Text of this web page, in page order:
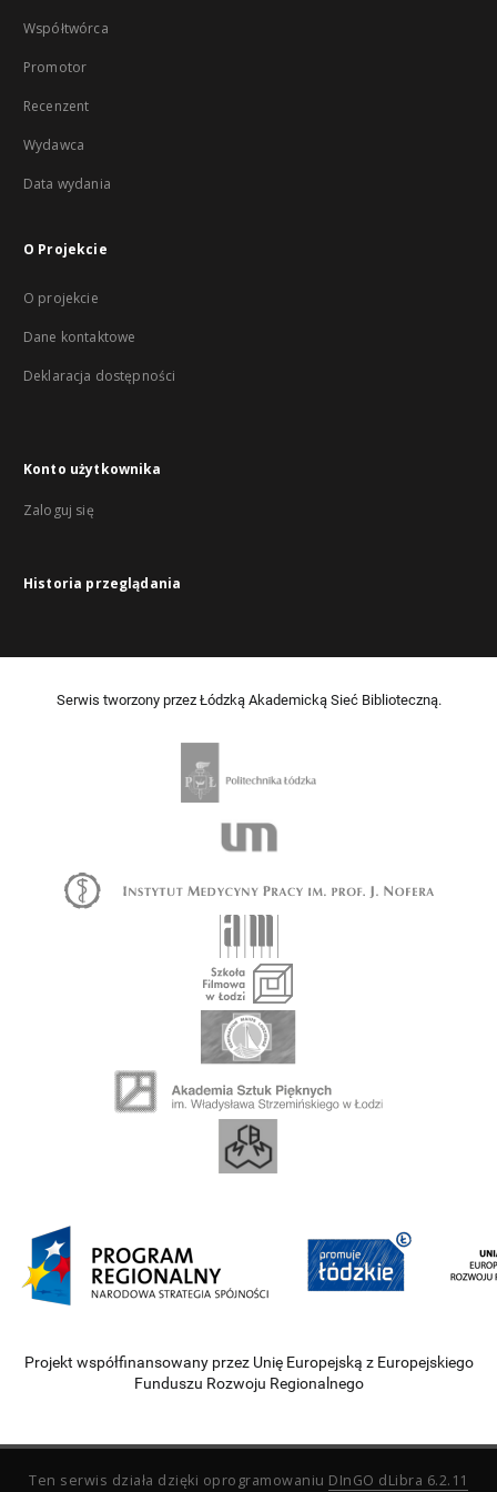
Współtwórca
Promotor
Recenzent
Wydawca
Data wydania
O Projekcie
O projekcie
Dane kontaktowe
Deklaracja dostępności
Konto użytkownika
Zaloguj się
Historia przeglądania
Serwis tworzony przez Łódzką Akademicką Sieć Biblioteczną.
Projekt współfinansowany przez Unię Europejską z Europejskiego
Funduszu Rozwoju Regionalnego
Ten serwis działa dzięki oprogramowaniu DInGO dLibra 6.2.11